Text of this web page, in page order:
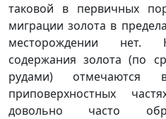
таковой в первичных
миграции золота в
месторождении нет.
содержания золота (по
рудами)
приповерхностных
довольно часто